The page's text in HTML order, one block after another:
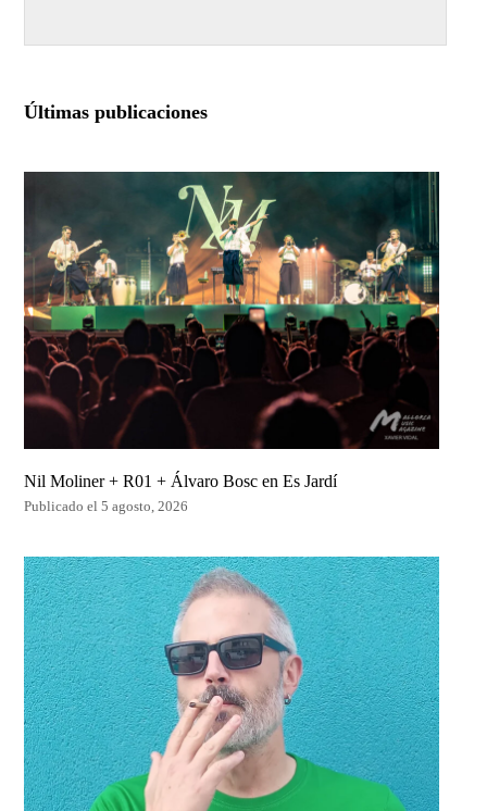
Últimas publicaciones
Nil Moliner + R01 + Álvaro Bosc en Es Jardí
Publicado el 5 agosto, 2026